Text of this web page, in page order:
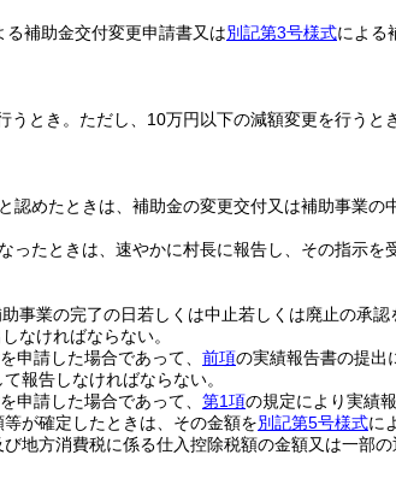
る補助金交付変更申請書又は別記第3号様式による
とき。 ただし、10万円以下の減額変更を行うと
めたときは、補助金の変更交付又は補助事業の
たときは、速やかに村長に報告し、その指示を
事業の完了の日若しくは中止若しくは廃止の承認
なければならない。
申請した場合であって、 前項の実績報告書の提出
報告しなければならない。
申請した場合であって、 第1項の規定により実績
が確定したときは、その金額を別記第5号様式に
地方消費税に係る仕入控除税額の金額又は一部の